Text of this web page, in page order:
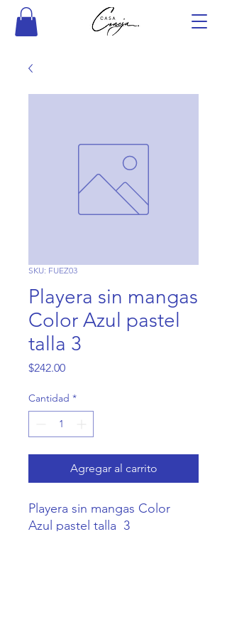
SKU: FUEZ03
Playera sin mangas
Color Azul pastel
talla 3
$242.00Precio
Cantidad *
Agregar al carrito
Playera sin mangas Color
Azul pastel talla  3